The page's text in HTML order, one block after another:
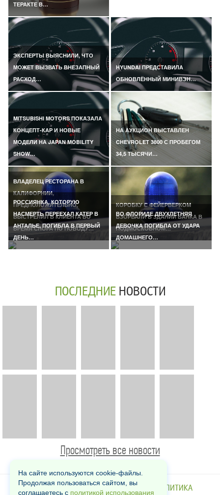
ТЕРАКТЕ В…
ЭКСПЕРТЫ ВЫЯСНИЛИ, ЧТО
МОЖЕТ ВЫЗВАТЬ ВНЕЗАПНЫЙ
РАСХОД…
HYUNDAI ПРЕДСТАВИЛА
ОБНОВЛЁННЫЙ МИНИВЭН…
MITSUBISHI MOTORS ПОКАЗАЛА
КОНЦЕПТ-КАР И НОВЫЕ
МОДЕЛИ НА JAPAN MOBILITY
SHOW…
НА АУКЦИОН ВЫСТАВЛЕН
CHEVROLET 3800 С ПРОБЕГОМ
34,5 ТЫСЯЧИ…
ВЛАДЕЛЕЦ РЕСТОРАНА В
КАЛИФОРНИИ,
ПРЕДПОЛОЖИТЕЛЬНО,
ВЫСТРЕЛИЛ В КЛИЕНТА ВО
ВРЕМЯ СПОРА ПО ПОВОДУ…
КОРОБКУ С ФЕЙЕРВЕРКОМ
ВЗОРВАЛИ В ЗДАНИИ БАНКА В
ПОДМОСКОВНОМ…
РОССИЯНКА, КОТОРУЮ
НАСМЕРТЬ ПЕРЕЕХАЛ КАТЕР В
АНТАЛЬЕ, ПОГИБЛА В ПЕРВЫЙ
ДЕНЬ…
ВО ФЛОРИДЕ ДВУХЛЕТНЯЯ
ДЕВОЧКА ПОГИБЛА ОТ УДАРА
ДОМАШНЕГО…
ПОСЛЕДНИЕ НОВОСТИ
Просмотреть все новости
КОНТАКТЫ РЕКЛАМА О НАС ПОЛИТИКА
На сайте используются cookie-файлы.
Продолжая пользоваться сайтом, вы
соглашаетесь с политикой использования